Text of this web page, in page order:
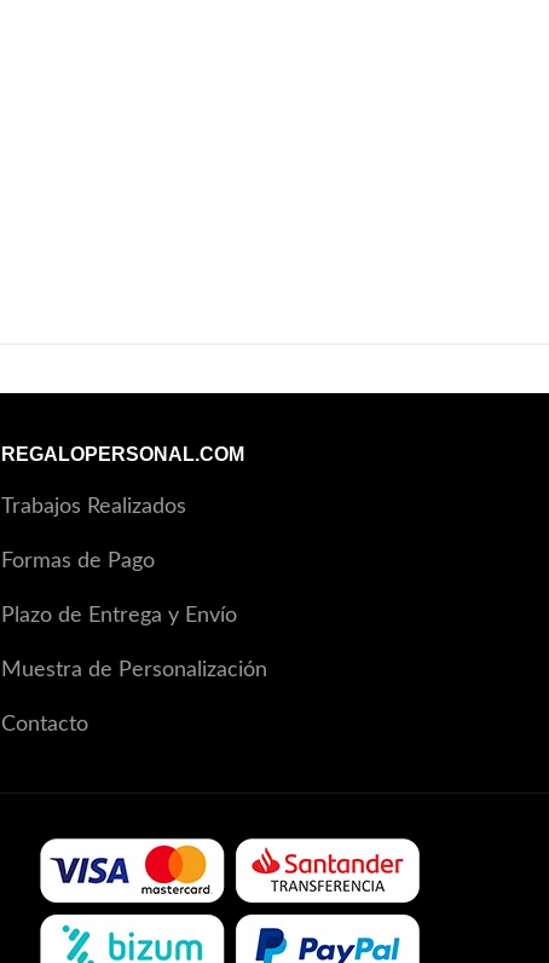
REGALOPERSONAL.COM
Trabajos Realizados
Formas de Pago
Plazo de Entrega y Envío
Muestra de Personalización
Contacto